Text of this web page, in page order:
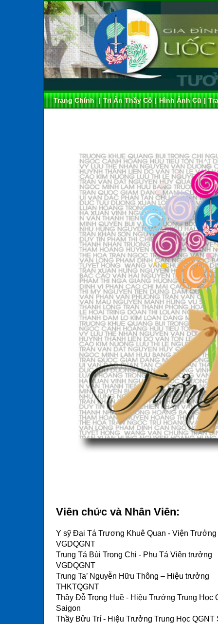
Trang Chính | Tri Ân Thầy Cô | Hình Ảnh Cũ |
Viên chức và Nhân Viên:
Y sỹ Đại Tá Trương Khuê Quan - Viện Trưởng
VGDQGNT
Trung Tá Bùi Trọng Chi - Phụ Tá Viện trưởng
VGDQGNT
Trung Ta’ Nguyễn Hữu Thông – Hiệu trưởng
THKTQGNT
Thầy Đỗ Trọng Huề - Hiệu Trưởng Trung Học
Saigon
Thầy Bửu Trí - Hiệu Trưởng Trung Học QGNT